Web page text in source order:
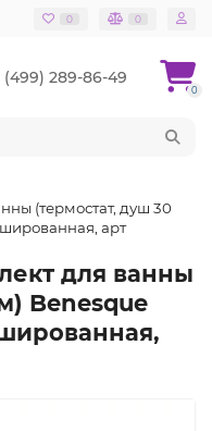
0 0
(499) 289-86-49
0
(термостат, душ 30
арт
для ванны
Benesque